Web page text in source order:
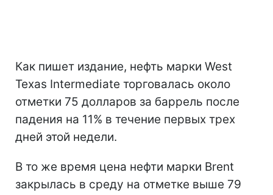
Как пишет издание, нефть марки West
Texas Intermediate торговалась около
отметки 75 долларов за баррель после
падения на 11% в течение первых трех
дней этой недели.
В то же время цена нефти марки Brent
закрылась в среду на отметке выше 79